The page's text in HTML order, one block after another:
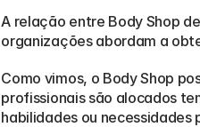
A relação entre Body Shop
organizações abordam a
Como vimos, o Body Shop
profissionais são alocados
habilidades ou